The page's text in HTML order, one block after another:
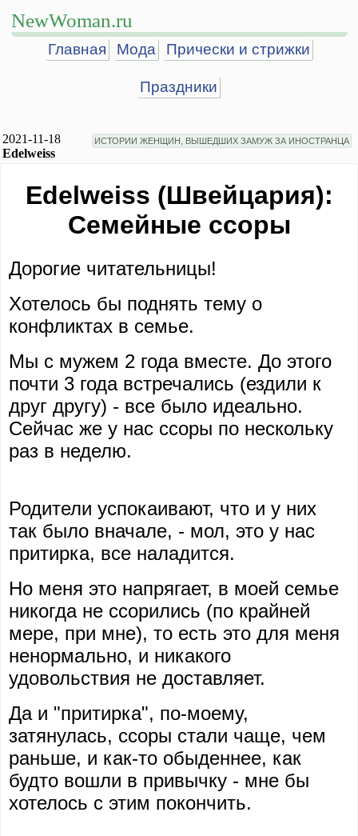
NewWoman.ru
Главная Мода Прически и стрижки
Праздники
2021-11-18
Edelweiss
ИСТОРИИ ЖЕНЩИН, ВЫШЕДШИХ ЗАМУЖ ЗА ИНОСТРАНЦА
Edelweiss (Швейцария):
Семейные ссоры
Дорогие читательницы!
Хотелось бы поднять тему о
конфликтах в семье.
Мы с мужем 2 года вместе. До этого
почти 3 года встречались (ездили к
друг другу) - все было идеально.
Сейчас же у нас ссоры по нескольку
раз в неделю.
Родители успокаивают, что и у них
так было вначале, - мол, это у нас
притирка, все наладится.
Но меня это напрягает, в моей семье
никогда не ссорились (по крайней
мере, при мне), то есть это для меня
ненормально, и никакого
удовольствия не доставляет.
Да и "притирка", по-моему,
затянулась, ссоры стали чаще, чем
раньше, и как-то обыденнее, как
будто вошли в привычку - мне бы
хотелось с этим покончить.